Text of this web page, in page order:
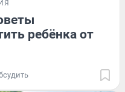
ребёнка от